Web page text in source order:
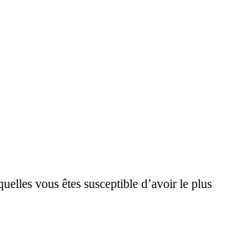
vous êtes susceptible d’avoir le plus